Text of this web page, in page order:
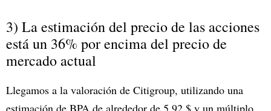
3) La estimación del precio de las acciones
está un 36% por encima del precio de
mercado actual
Llegamos a la valoración de Citigroup, utilizando una
estimación de BPA de alrededor de 5,92 $ y un múltiplo